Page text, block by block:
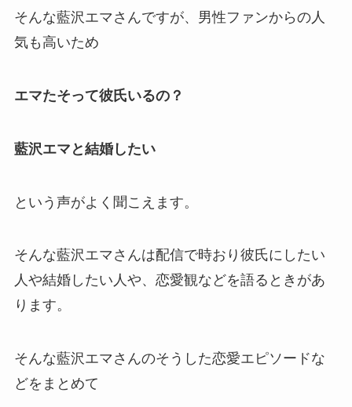
そんな藍沢エマさんですが、男性ファンからの人
気も高いため
エマたそって彼氏いるの？
藍沢エマと結婚したい
という声がよく聞こえます。
そんな藍沢エマさんは配信で時おり 彼氏にしたい
人や結婚したい人や、恋愛観などを語るときがあ
ります。
そんな藍沢エマさんのそうした恋愛エピソードな
どをまとめて